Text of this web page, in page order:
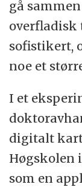
gå
overfladisk
sofistikert,
noe et
I et
digitalt
Høgskolen
som en